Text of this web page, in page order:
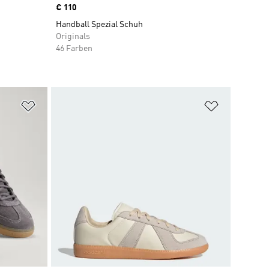
Price
€ 110
Handball Spezial Schuh
Originals
46 Farben